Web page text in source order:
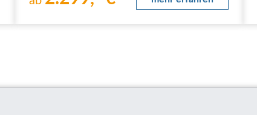
weitere Umgebung und die drei…